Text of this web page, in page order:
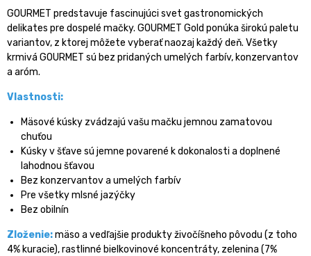
GOURMET predstavuje fascinujúci svet gastronomických
delikates pre dospelé mačky. GOURMET Gold ponúka širokú paletu
variantov, z ktorej môžete vyberať naozaj každý deň. Všetky
krmivá GOURMET sú bez pridaných umelých farbív, konzervantov
a aróm.
Vlastnosti:
Mäsové kúsky zvádzajú vašu mačku jemnou zamatovou
chuťou
Kúsky v šťave sú jemne povarené k dokonalosti a doplnené
lahodnou šťavou
Bez konzervantov a umelých farbív
Pre všetky mlsné jazýčky
Bez obilnín
Zloženie:mäso a vedľajšie produkty živočíšneho pôvodu (z toho
4% kuracie), rastlinné bielkovinové koncentráty, zelenina (7%